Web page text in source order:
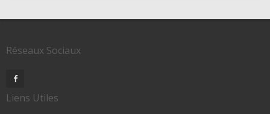
Réseaux Sociaux
Liens Utiles